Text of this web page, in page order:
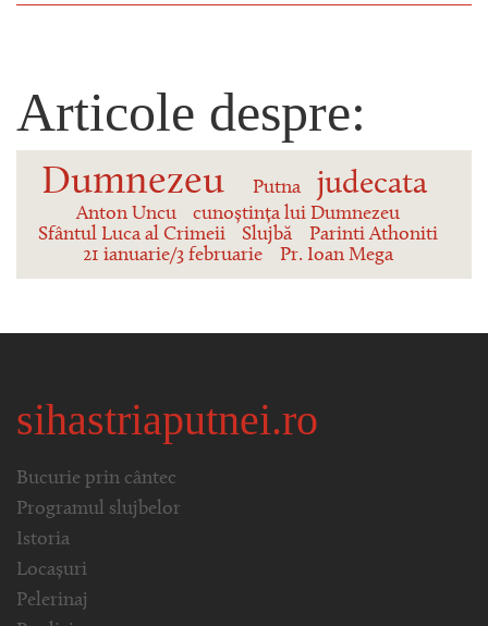
Articole despre:
Dumnezeu Putna judecata
Anton Uncu
cunoștința lui Dumnezeu
Sfântul Luca al Crimeii
Slujbă
Parinti Athoniti
21 ianuarie/3 februarie
Pr. Ioan Mega
sihastriaputnei.ro
Bucurie prin cântec
Programul slujbelor
Istoria
Locașuri
Pelerinaj